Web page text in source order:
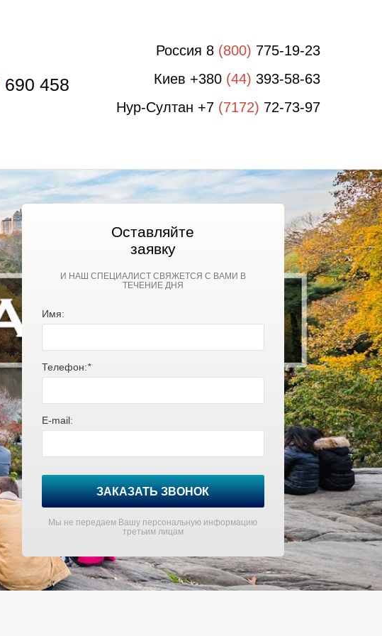
690 458
Россия 8 (800) 775-19-23
Киев +380 (44) 393-58-63
Нур-Султан +7 (7172) 72-73-97
Оставляйте
заявку
И НАШ СПЕЦИАЛИСТ СВЯЖЕТСЯ С ВАМИ В
ТЕЧЕНИЕ ДНЯ
Имя:
Телефон:*
E-mail:
ЗАКАЗАТЬ ЗВОНОК
Мы не передаем Вашу персональную информацию
третьим лицам